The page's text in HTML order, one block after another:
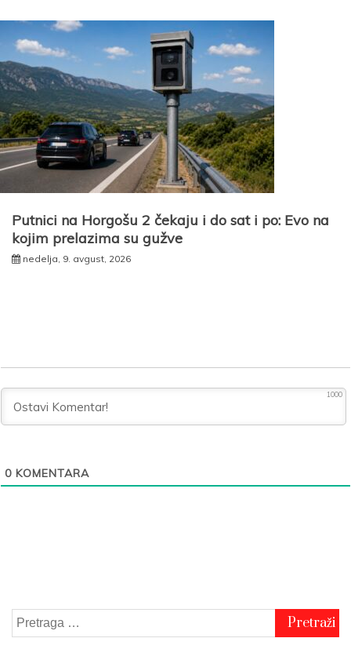
Putnici na Horgošu 2 čekaju i do sat i po: Evo na
kojim prelazima su gužve
nedelja, 9. avgust, 2026
1000
0 KOMENTARA
Pretraga
za: